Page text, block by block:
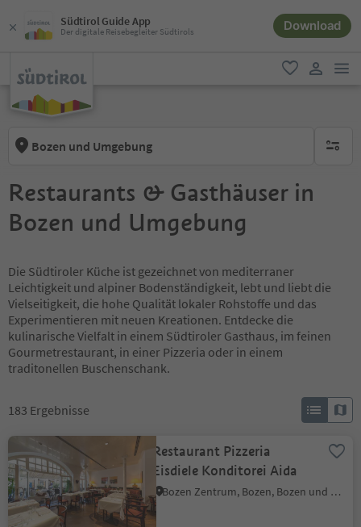
Südtirol Guide App
Der digitale Reisebegleiter Südtirols Download
favorit
Bozen und Umgebung keine
Restaurants & Gasthäuser in
Bozen und Umgebung
Die Südtiroler Küche ist gezeichnet von mediterraner
Leichtigkeit und alpiner Bodenständigkeit, lebt und liebt die
Vielseitigkeit, die hohe Qualität lokaler Rohstoffe und das
Experimentieren mit neuen Kreationen. Entdecke die
kulinarische Vielfalt in einem Südtiroler Gasthaus, im feinen
Gourmetrestaurant, in einer Pizzeria oder in einem
traditonellen Buschenschank.
183 Ergebnisse
Restaurant Pizzeria
Eisdiele Konditorei Aida
Bozen Zentrum, Bozen, Bozen und Umgebung